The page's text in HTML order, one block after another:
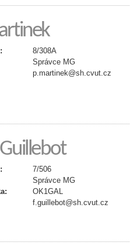
8/308A
Správce MG
p.martinek@sh.cvut.cz
7/506
Správce MG
OK1GAL
f.guillebot@sh.cvut.cz